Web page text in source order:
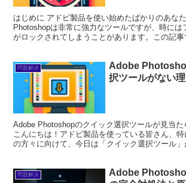
はじめに アドビ製品を使い始めたばかりのあな
Photoshopは非常に強力なツールですが、時には
がロックされてしまうことがあります。この記
問題解決
Adobe
択ツールがない
Adobe Photoshopのクイック選択ツールが見当
こんにちは！アドビ製品を使っている皆さん、
の方々に向けて、今日は「クイック選択ツール
問題解決
Adobe